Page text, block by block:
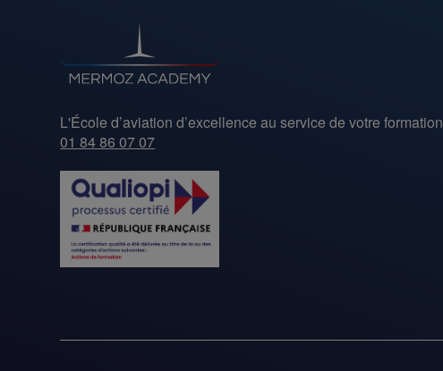
L'École d’aviation d’excellence au service de votre formation
01 84 86 07 07